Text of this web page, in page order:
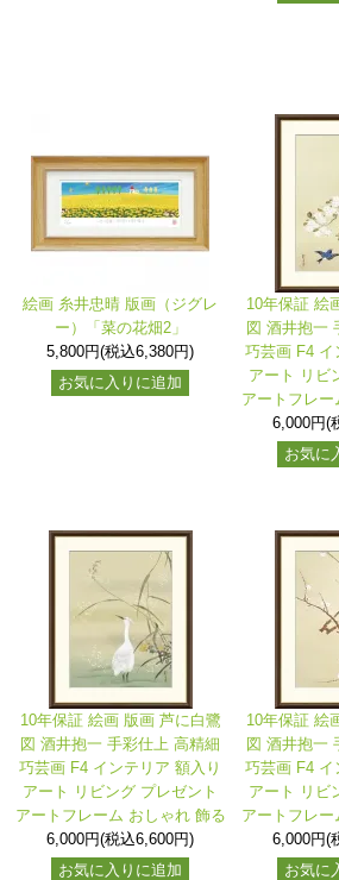
絵画 糸井忠晴 版画（ジグレ
ー）「菜の花畑2」
5,800円(税込6,380円)
お気に入りに追加
10年保証 絵
図 酒井抱一
巧芸画 F4 イ
アート リビ
アートフレ
6,000円(
お気に
10年保証 絵画 版画 芦に白鷺
図 酒井抱一 手彩仕上 高精細
巧芸画 F4 インテリア 額入り
アート リビング プレゼント
アートフレーム おしゃれ 飾る
6,000円(税込6,600円)
お気に入りに追加
10年保証 絵
図 酒井抱一
巧芸画 F4 イ
アート リビ
アートフレ
6,000円(
お気に